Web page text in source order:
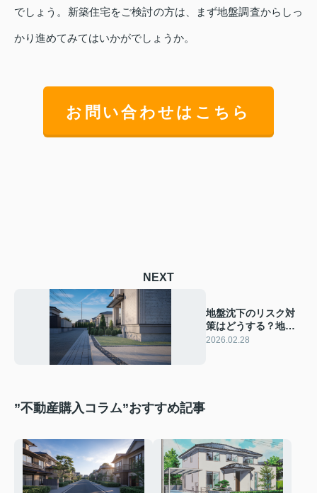
でしょう。新築住宅をご検討の方は、まず地盤調査からしっ
かり進めてみてはいかがでしょうか。
お問い合わせはこちら
NEXT
地盤沈下のリスク対
策はどうする？地盤
改良のポイントを住
2026.02.28
”不動産購入コラム”おすすめ記事